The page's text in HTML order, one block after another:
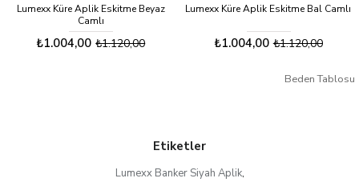
Lumexx Küre Aplik Eskitme Beyaz
Camlı
₺1.004,00 ₺1.120,00
Lumexx Küre Aplik Eskitme Bal Camlı
₺1.004,00 ₺1.120,00
Beden Tablosu
Etiketler
Lumexx Banker Siyah Aplik,